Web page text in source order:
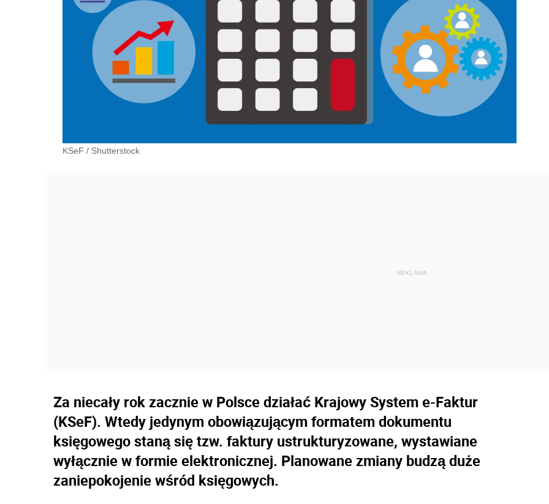
KSeF / Shutterstock
Za niecały rok zacznie w Polsce działać Krajowy System e-Faktur
(KSeF). Wtedy jedynym obowiązującym formatem dokumentu
księgowego staną się tzw. faktury ustrukturyzowane, wystawiane
wyłącznie w formie elektronicznej. Planowane zmiany budzą duże
zaniepokojenie wśród księgowych.